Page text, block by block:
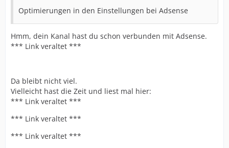
Optimierungen in den Einstellungen bei Adsense
Hmm, dein Kanal hast du schon verbunden mit Adsense.
*** Link veraltet ***
Da bleibt nicht viel.
Vielleicht hast die Zeit und liest mal hier:
*** Link veraltet ***
*** Link veraltet ***
*** Link veraltet ***